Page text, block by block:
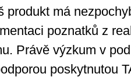
produkt má
poznatků z
Právě výzkum v
poskytnutou